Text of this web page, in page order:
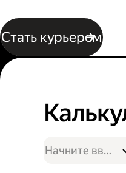
Стать курьером